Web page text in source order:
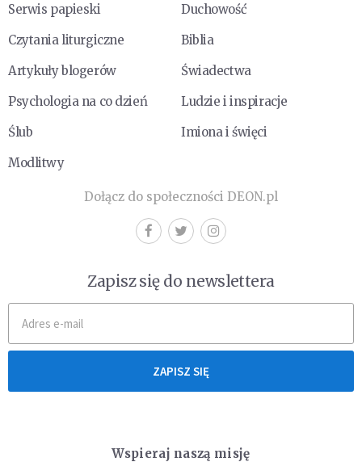
Serwis papieski
Duchowość
Czytania liturgiczne
Biblia
Artykuły blogerów
Świadectwa
Psychologia na co dzień
Ludzie i inspiracje
Ślub
Imiona i święci
Modlitwy
Dołącz do społeczności DEON.pl
Zapisz się do newslettera
ZAPISZ SIĘ
Wspieraj naszą misję